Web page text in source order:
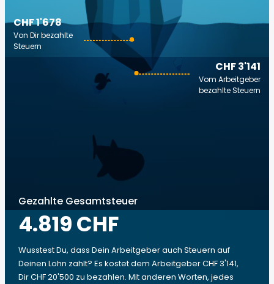
CHF 3'141
Vom Arbeitgeber
bezahlte Steuern
CHF 1'678
Von Dir bezahlte
Steuern
Gezahlte Gesamtsteuer
4.819 CHF
Wusstest Du, dass Dein Arbeitgeber auch Steuern auf
Deinen Lohn zahlt? Es kostet dem Arbeitgeber CHF 3'141,
Dir CHF 20'500 zu bezahlen. Mit anderen Worten, jedes